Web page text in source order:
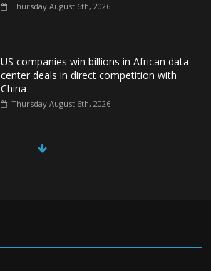
Thursday August 6th, 2026
US companies win billions in African data
center deals in direct competition with
China
Thursday August 6th, 2026
China, Russia, Iran and North Korea